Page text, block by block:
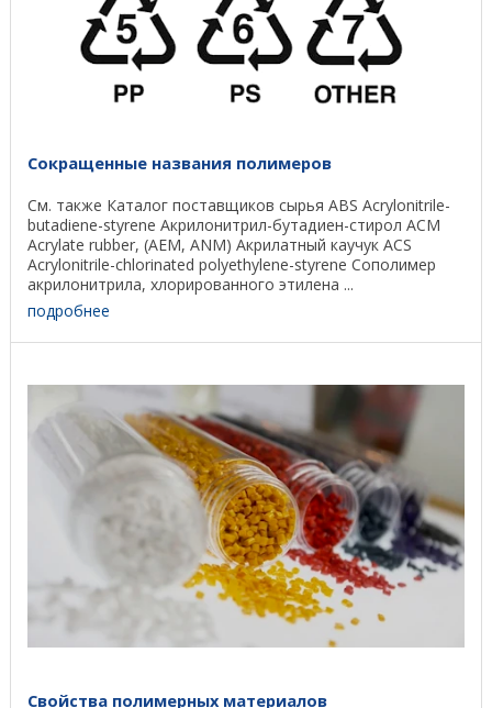
Сокращенные названия полимеров
См. также Каталог поставщиков сырья ABS Acrylonitrile-
butadiene-styrene Акрилонитрил-бутадиен-стирол ACM
Acrylate rubber, (AEM, ANM) Акрилатный каучук ACS
Acrylonitrile-chlorinated polyethylene-styrene Сополимер
акрилонитрила, хлорированного этилена ...
подробнее
Свойства полимерных материалов